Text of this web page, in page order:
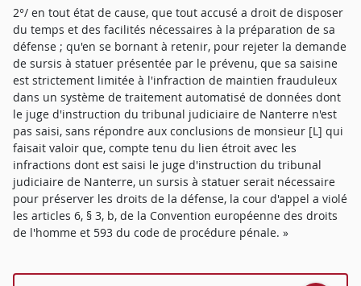
2°/ en tout état de cause, que tout accusé a droit de disposer
du temps et des facilités nécessaires à la préparation de sa
défense ; qu'en se bornant à retenir, pour rejeter la demande
de sursis à statuer présentée par le prévenu, que sa saisine
est strictement limitée à l'infraction de maintien frauduleux
dans un système de traitement automatisé de données dont
le juge d'instruction du tribunal judiciaire de Nanterre n'est
pas saisi, sans répondre aux conclusions de monsieur [L] qui
faisait valoir que, compte tenu du lien étroit avec les
infractions dont est saisi le juge d'instruction du tribunal
judiciaire de Nanterre, un sursis à statuer serait nécessaire
pour préserver les droits de la défense, la cour d'appel a violé
les articles 6, § 3, b, de la Convention européenne des droits
de l'homme et 593 du code de procédure pénale. »